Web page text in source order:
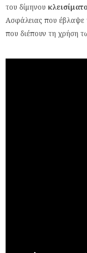
του δίμηνου
Ασφάλειας που έβλαψε
που διέπουν τη χρήση